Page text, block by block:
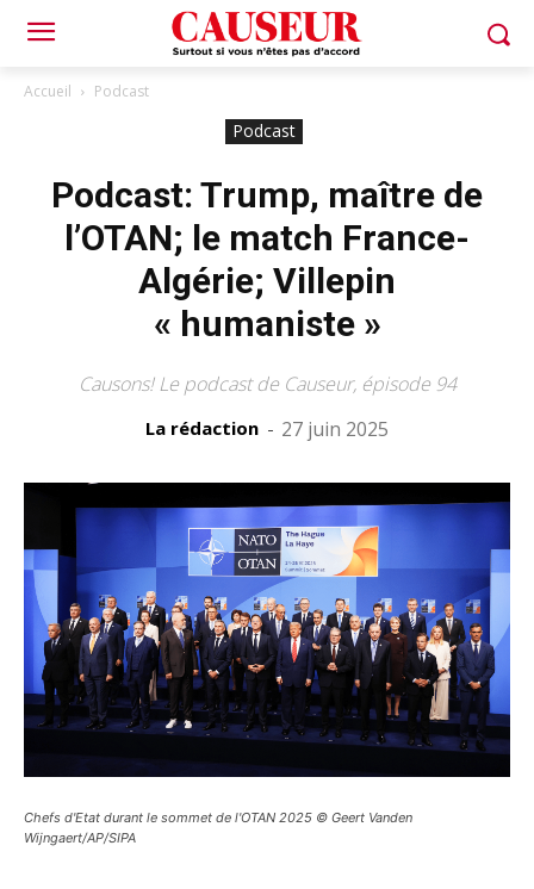
Accueil Podcast
Podcast
Podcast: Trump, maître de
l’OTAN; le match France-
Algérie; Villepin
« humaniste »
Causons! Le podcast de Causeur, épisode 94
La rédaction - 27 juin 2025
Chefs d'Etat durant le sommet de l'OTAN 2025 © Geert Vanden
Wijngaert/AP/SIPA